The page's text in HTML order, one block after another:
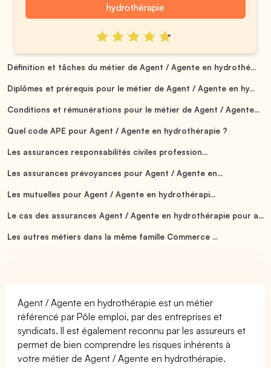
hydrothérapie
Définition et tâches du métier de Agent / Agente en hydrothé...
Diplômes et prérequis pour le métier de Agent / Agente en hy...
Conditions et rémunérations pour le métier de Agent / Agente...
Quel code APE pour Agent / Agente en hydrothérapie ?
Les assurances responsabilités civiles profession...
Les assurances prévoyances pour Agent / Agente en...
Les mutuelles pour Agent / Agente en hydrothérapi...
Le cas des assurances Agent / Agente en hydrothérapie pour a...
Les autres métiers dans la même famille Commerce ...
Agent / Agente en hydrothérapie est un métier
référencé par Pôle emploi, par des entreprises et
syndicats. Il est également reconnu par les assureurs et
permet de bien comprendre les risques inhérents à
votre métier de Agent / Agente en hydrothérapie.